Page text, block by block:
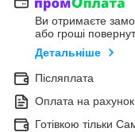
Ви отримаєте
або гроші
Детальніше
Післяплата
Оплата на рахунок
Готівкою тільки